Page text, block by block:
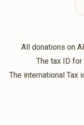
הערש קלאר, מרדכי
All donations on
The tax ID
The international Tax